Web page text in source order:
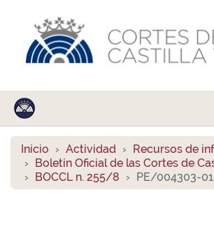
Inicio Actividad
Recursos de
Boletín Oficial de las Cortes de
BOCCL n. 255/8
PE/004303-01